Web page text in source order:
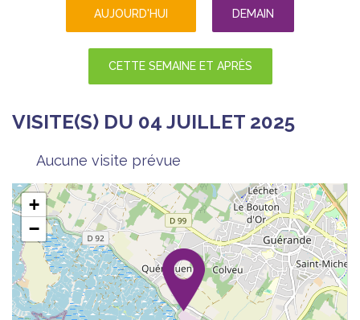
AUJOURD'HUI DEMAIN
CETTE SEMAINE ET APRÈS
VISITE(S) DU 04 JUILLET 2025
Aucune visite prévue
+
−